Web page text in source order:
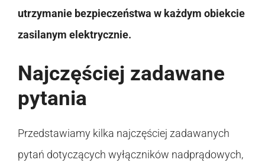
utrzymanie bezpieczeństwa w każdym obiekcie
zasilanym elektrycznie.
Najczęściej zadawane
pytania
Przedstawiamy kilka najczęściej zadawanych
pytań dotyczących wyłączników nadprądowych,